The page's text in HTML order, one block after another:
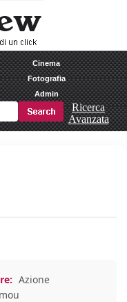
Cinema
Fotografia
Admin
Ricerca
Avanzata
Azione